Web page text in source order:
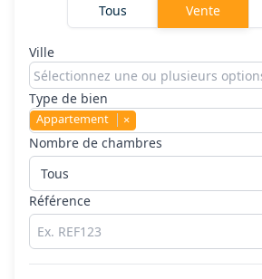
Tous Vente
Ville
Type de bien
Appartement ×
Nombre de chambres
Référence